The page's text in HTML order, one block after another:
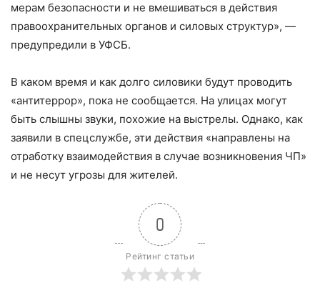
мерам безопасности и не вмешиваться в действия
правоохранительных органов и силовых структур», —
предупредили в УФСБ.
В каком время и как долго силовики будут проводить
«антитеррор», пока не сообщается. На улицах могут
быть слышны звуки, похожие на выстрелы. Однако, как
заявили в спецслужбе, эти действия «направлены на
отработку взаимодействия в случае возникновения ЧП»
и не несут угрозы для жителей.
0
Рейтинг статьи